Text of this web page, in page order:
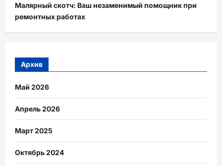
Малярный скотч: Ваш незаменимый помощник при
ремонтных работах
Архив
Май 2026
Апрель 2026
Март 2025
Октябрь 2024